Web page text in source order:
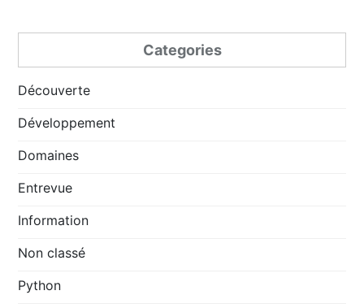
Categories
Découverte
Développement
Domaines
Entrevue
Information
Non classé
Python